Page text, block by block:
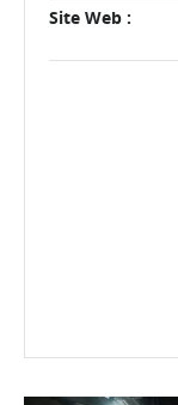
Site Web :